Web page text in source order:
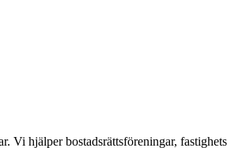
hjälper bostadsrättsföreningar,